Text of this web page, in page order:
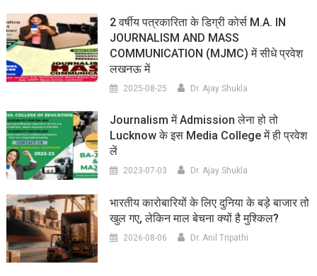
2 वर्षीय पत्रकारिता के डिग्री कोर्स M.A. IN
JOURNALISM AND MASS
COMMUNICATION (MJMC) में सीधे प्रवेश
लखनऊ में
2025-08-25 Dr. Ajay Shukla
Journalism में Admission लेना हो तो
Lucknow के इस Media College में ही प्रवेश
लें
2023-07-03 Dr. Ajay Shukla
भारतीय कारोबारियों के लिए दुनिया के बड़े बाजार तो
खुल गए, लेकिन माल बेचना क्यों है मुश्किल?
2026-08-06 Dr. Anil Tripathi